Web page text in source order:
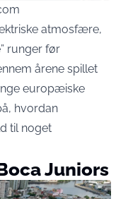
atmosfære,
runger før
årene spillet
europæiske
hvordan
til noget
Juniors